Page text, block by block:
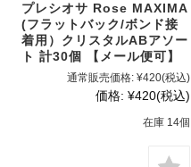
プレシオサ Rose MAXIMA
(フラットバック/ボンド接
着用）クリスタルABアソー
ト 計30個 【メール便可】
通常販売価格: ¥420(税込)
価格: ¥420(税込)
在庫 14個